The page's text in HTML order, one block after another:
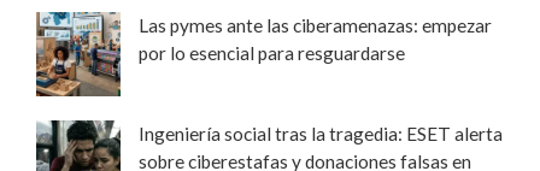
Las pymes ante las ciberamenazas: empezar
por lo esencial para resguardarse
Ingeniería social tras la tragedia: ESET alerta
sobre ciberestafas y donaciones falsas en